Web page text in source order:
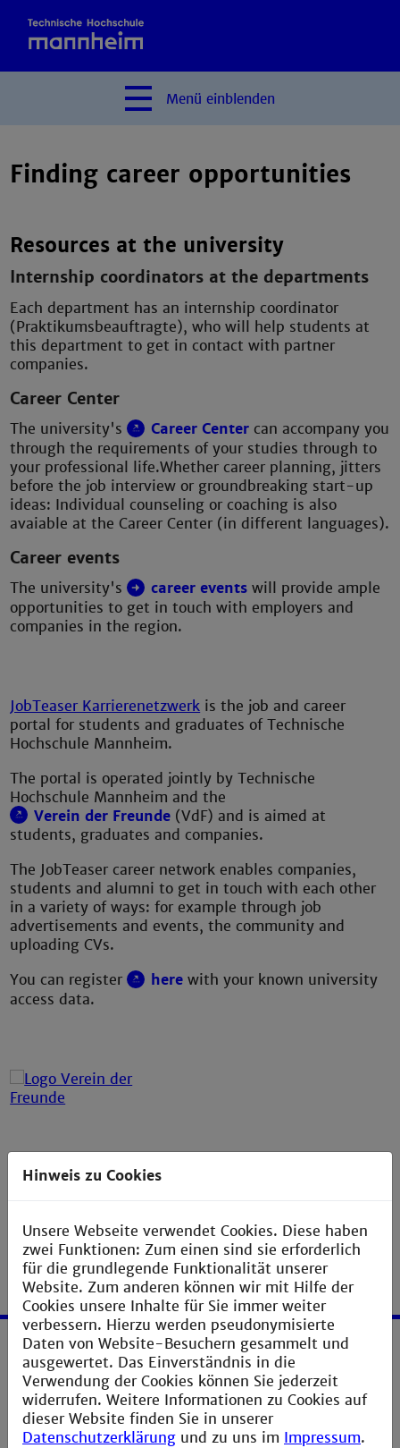
Menü einblenden
Finding career opportunities
Resources at the university
Internship coordinators at the departments
Each department has an internship coordinator
(Praktikumsbeauftragte), who will help students at
this department to get in contact with partner
companies.
Career Center
The university's Career Center can accompany you
through the requirements of your studies through to
your professional life.Whether career planning, jitters
before the job interview or groundbreaking start-up
ideas: Individual counseling or coaching is also
avaiable at the Career Center (in different languages).
Career events
The university's career events will provide ample
opportunities to get in touch with employers and
companies in the region.
JobTeaser Karrierenetzwerk is the job and career
portal for students and graduates of Technische
Hochschule Mannheim.
The portal is operated jointly by Technische
Hochschule Mannheim and the
Verein der Freunde (VdF) and is aimed at
students, graduates and companies.
The JobTeaser career network enables companies,
students and alumni to get in touch with each other
in a variety of ways: for example through job
advertisements and events, the community and
uploading CVs.
You can register
here with your known university
access data.
Service
Legal notice
Privacy statement
Hinweis zu Cookies
Unsere Webseite verwendet Cookies. Diese haben
zwei Funktionen: Zum einen sind sie erforderlich
für die grundlegende Funktionalität unserer
Website. Zum anderen können wir mit Hilfe der
Cookies unsere Inhalte für Sie immer weiter
verbessern. Hierzu werden pseudonymisierte
Daten von Website-Besuchern gesammelt und
ausgewertet. Das Einverständnis in die
Verwendung der Cookies können Sie jederzeit
widerrufen. Weitere Informationen zu Cookies auf
dieser Website finden Sie in unserer
Datenschutzerklärung und zu uns im Impressum.